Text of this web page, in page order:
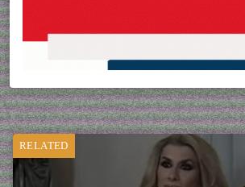
RELATED